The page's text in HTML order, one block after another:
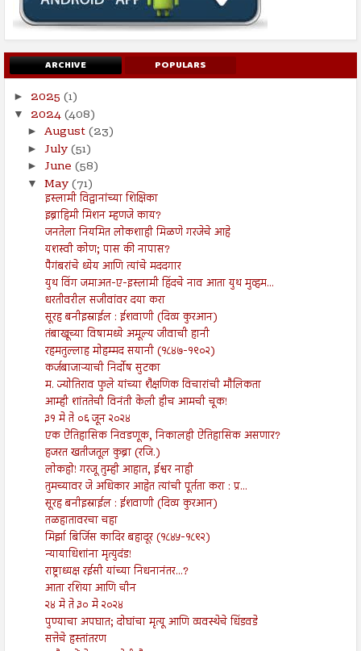
ARCHIVE POPULARS
► 2025 (1)
▼ 2024(408)
► August(23)
► July(51)
► June (58)
▼ May(71)
इस्लामी विद्वानांच्या शिक्षिका
इब्राहिमी मिशन म्हणजे काय?
जनतेला नियमित लोकशाही मिळणे गरजेचे आहे
यशस्वी कोण; पास की नापास?
पैगंबरांचे ध्येय आणि त्यांचे मददगार
युथ विंग जमाअत-ए-इस्लामी हिंदचे नाव आता युथ मुव्हम...
धरतीवरील सजीवांवर दया करा
सूरह बनीइस्राईल : ईशवाणी (दिव्य कुरआन)
तंबाखूच्या विषामध्ये अमूल्य जीवाची हानी
रहमतुल्लाह मोहम्मद सयानी (१८४७-१९०२)
कर्जबाजाऱ्याची निर्दोष सुटका
म. ज्योतिराव फुले यांच्या शैक्षणिक विचारांची मौलिकता
आम्ही शांततेची विनंती केली हीच आमची चूक!
३१ मे ते ०६ जून २०२४
एक ऐतिहासिक निवडणूक, निकालही ऐतिहासिक असणार?
हजरत खतीजतूल कुब्रा (रजि.)
लोकहो! गरजू तुम्ही आहात, ईश्वर नाही
तुमच्यावर जे अधिकार आहेत त्यांची पूर्तता करा : प्र...
सूरह बनीइस्राईल : ईशवाणी (दिव्य कुरआन)
तळहातावरचा चहा
मिर्झा बिर्जिस कादिर बहादूर (१८४५-१८९२)
न्यायाधिशांना मृत्युदंड!
राष्ट्राध्यक्ष रईसी यांच्या निधनानंतर...?
आता रशिया आणि चीन
२४ मे ते ३० मे २०२४
पुण्याचा अपघात; दोघांचा मृत्यू आणि व्यवस्थेचे धिंडवडे
सत्तेचे हस्तांतरण